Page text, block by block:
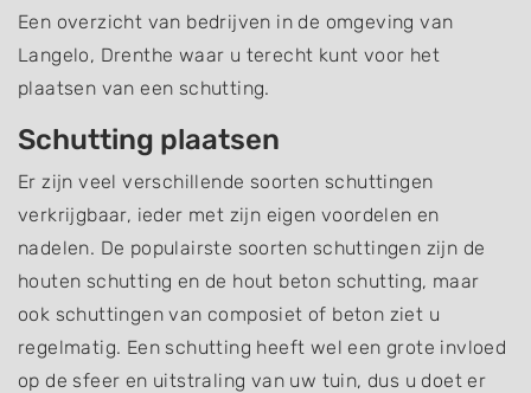
Een overzicht van bedrijven in de omgeving van
Langelo, Drenthe waar u terecht kunt voor het
plaatsen van een schutting.
Schutting plaatsen
Er zijn veel verschillende soorten schuttingen
verkrijgbaar, ieder met zijn eigen voordelen en
nadelen. De populairste soorten schuttingen zijn de
houten schutting en de hout beton schutting, maar
ook schuttingen van composiet of beton ziet u
regelmatig. Een schutting heeft wel een grote invloed
op de sfeer en uitstraling van uw tuin, dus u doet er